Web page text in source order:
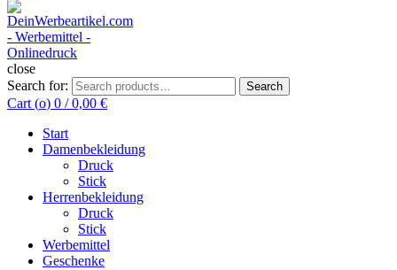
close
Search for:
Search
Cart (o) 0 / 0,00 €
Start
Damenbekleidung
Druck
Stick
Herrenbekleidung
Druck
Stick
Werbemittel
Geschenke